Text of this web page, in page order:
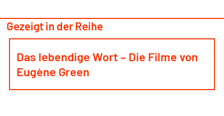
Gezeigt in der Reihe
Das lebendige Wort – Die Filme von
Eugène Green